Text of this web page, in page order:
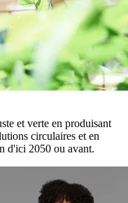
et verte en produisant
circulaires et en
d'ici 2050 ou avant.